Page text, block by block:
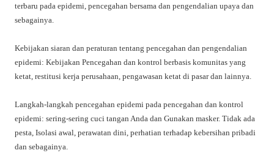
terbaru pada epidemi, pencegahan bersama dan pengendalian upaya dan
sebagainya.
Kebijakan siaran dan peraturan tentang pencegahan dan pengendalian
epidemi: Kebijakan Pencegahan dan kontrol berbasis komunitas yang
ketat, restitusi kerja perusahaan, pengawasan ketat di pasar dan lainnya.
Langkah-langkah pencegahan epidemi pada pencegahan dan kontrol
epidemi: sering-sering cuci tangan Anda dan Gunakan masker. Tidak ada
pesta, Isolasi awal, perawatan dini, perhatian terhadap kebersihan pribadi
dan sebagainya.